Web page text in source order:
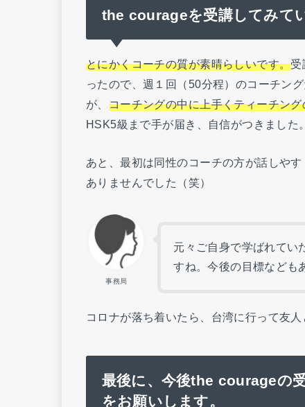
the courageを受講してみて
とにかくコーチの質が素晴らしいです。受
ったので、週１回（50分程）のコーチン
が、 コーチングの中に上手くティーチン
HSK5級まで手が届き、自信がつきました。
あと、最初は同性のコーチの方が話しや
ありませんでした（笑）
事務局
元々ご自身で学ばれてい
すね。今後の目標なども
コロナが落ち着いたら、台湾に行って友人
最後に、今後the courageの
をお願いします。